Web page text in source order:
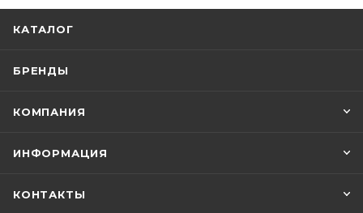
КАТАЛОГ
БРЕНДЫ
КОМПАНИЯ
ИНФОРМАЦИЯ
КОНТАКТЫ